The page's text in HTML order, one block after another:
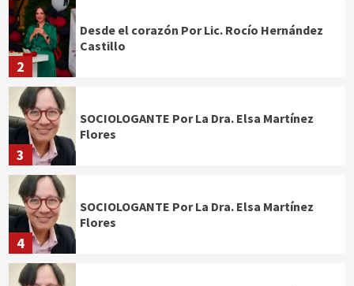
2
Desde el corazón Por Lic. Rocío Hernández
Castillo
3
SOCIOLOGANTE Por La Dra. Elsa Martínez
Flores
4
SOCIOLOGANTE Por La Dra. Elsa Martínez
Flores